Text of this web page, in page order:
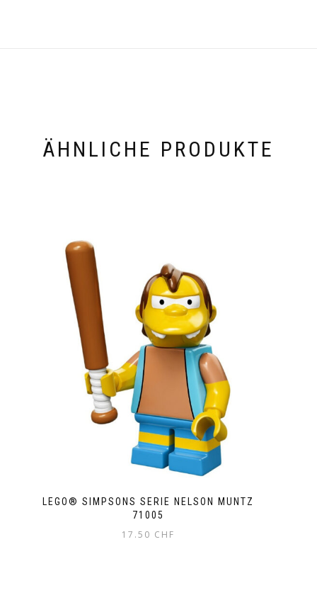
ÄHNLICHE PRODUKTE
LEGO® SIMPSONS SERIE NELSON MUNTZ
71005
17.50 CHF